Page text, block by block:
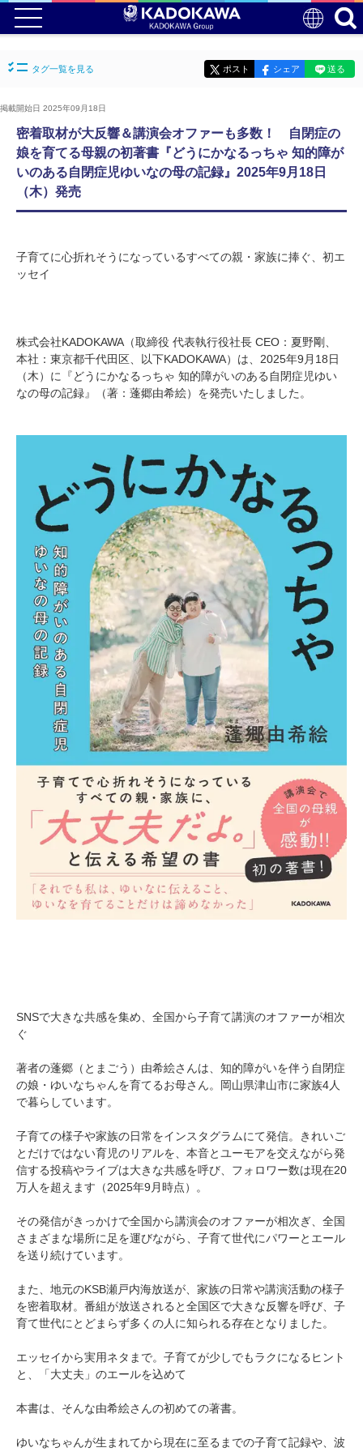
タグ一覧を見る ポスト シェア 送る
掲載開始日 2025年09月18日
密着取材が大反響＆講演会オファーも多数！ 自閉症の
娘を育てる母親の初著書『どうにかなるっちゃ 知的障が
いのある自閉症児ゆいなの母の記録』2025年9月18日
（木）発売
子育てに心折れそうになっているすべての親・家族に捧ぐ、初エ
ッセイ
株式会社KADOKAWA（取締役 代表執行役社長 CEO：夏野剛、
本社：東京都千代田区、以下KADOKAWA）は、2025年9月18日
（木）に『どうにかなるっちゃ 知的障がいのある自閉症児ゆい
なの母の記録』（著：蓬郷由希絵）を発売いたしました。
SNSで大きな共感を集め、全国から子育て講演のオファーが相次
ぐ
著者の蓬郷（とまごう）由希絵さんは、知的障がいを伴う自閉症
の娘・ゆいなちゃんを育てるお母さん。岡山県津山市に家族4人
で暮らしています。
子育ての様子や家族の日常をインスタグラムにて発信。きれいご
とだけではない育児のリアルを、本音とユーモアを交えながら発
信する投稿やライブは大きな共感を呼び、フォロワー数は現在20
万人を超えます（2025年9月時点）。
その発信がきっかけで全国から講演会のオファーが相次ぎ、全国
さまざまな場所に足を運びながら、子育て世代にパワーとエール
を送り続けています。
また、地元のKSB瀬戸内海放送が、家族の日常や講演活動の様子
を密着取材。番組が放送されると全国区で大きな反響を呼び、子
育て世代にとどまらず多くの人に知られる存在となりました。
エッセイから実用ネタまで。子育てが少しでもラクになるヒント
と、「大丈夫」のエールを込めて
本書は、そんな由希絵さんの初めての著書。
ゆいなちゃんが生まれてから現在に至るまでの子育て記録や、波